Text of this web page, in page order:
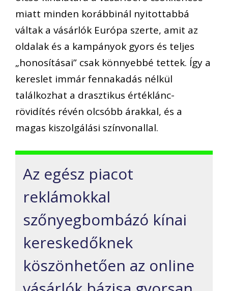
miatt minden korábbinál nyitottabbá
váltak a vásárlók Európa szerte, amit az
oldalak és a kampányok gyors és teljes
„honosításai” csak könnyebbé tettek. Így a
kereslet immár fennakadás nélkül
találkozhat a drasztikus értéklánc-
rövidítés révén olcsóbb árakkal, és a
magas kiszolgálási színvonallal.
Az egész piacot
reklámokkal
szőnyegbombázó kínai
kereskedőknek
köszönhetően az online